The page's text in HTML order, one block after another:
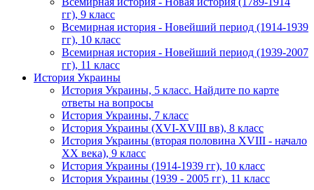
гг), 9 класс
Всемирная история - Новейший период (1914-1939
гг), 10 класс
Всемирная история - Новейший период (1939-2007
гг), 11 класс
История Украины
История Украины, 5 класс. Найдите по карте
ответы на вопросы
История Украины, 7 класс
История Украины (XVI-XVIII вв), 8 класс
История Украины (вторая половина XVIII - начало
XX века), 9 класс
История Украины (1914-1939 гг), 10 класс
История Украины (1939 - 2005 гг), 11 класс